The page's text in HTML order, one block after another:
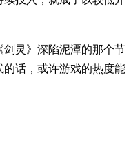
灵》深陷泥潭的那个节
的话，或许游戏的热度能